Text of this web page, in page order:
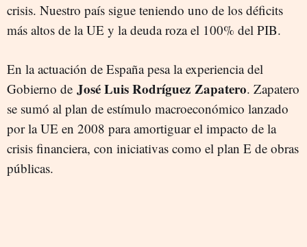
crisis. Nuestro país sigue teniendo uno de los déficits
más altos de la UE y la deuda roza el 100% del PIB.
En la actuación de España pesa la experiencia del
Gobierno de José Luis Rodríguez Zapatero. Zapatero
se sumó al plan de estímulo macroeconómico lanzado
por la UE en 2008 para amortiguar el impacto de la
crisis financiera, con iniciativas como el plan E de obras
públicas.